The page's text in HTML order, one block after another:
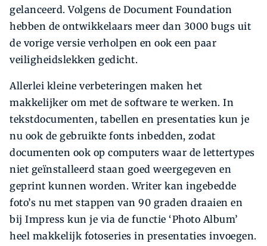
gelanceerd. Volgens de Document Foundation
hebben de ontwikkelaars meer dan 3000 bugs uit
de vorige versie verholpen en ook een paar
veiligheidslekken gedicht.
Allerlei kleine verbeteringen maken het
makkelijker om met de software te werken. In
tekstdocumenten, tabellen en presentaties kun je
nu ook de gebruikte fonts inbedden, zodat
documenten ook op computers waar de lettertypes
niet geïnstalleerd staan goed weergegeven en
geprint kunnen worden. Writer kan ingebedde
foto’s nu met stappen van 90 graden draaien en
bij Impress kun je via de functie ‘Photo Album’
heel makkelijk fotoseries in presentaties invoegen.